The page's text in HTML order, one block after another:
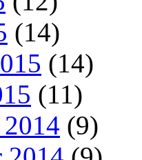
(14)
(14)
(11)
(9)